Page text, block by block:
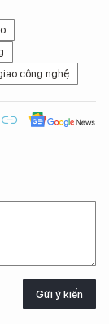
công nghệ
Gửi ý kiến